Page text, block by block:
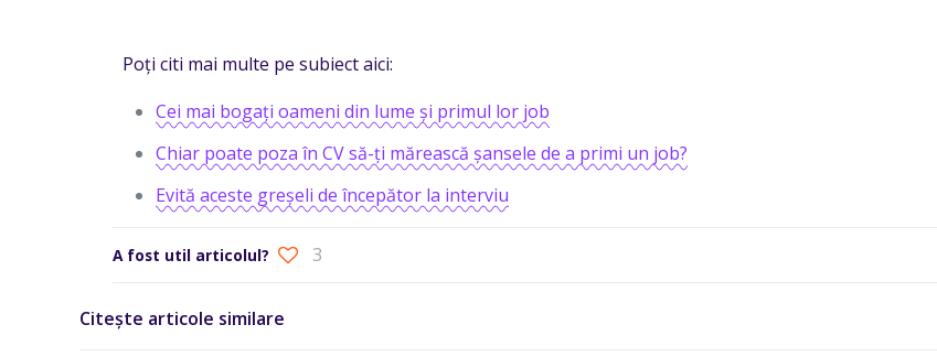
Poți citi mai multe pe subiect aici:
Cei mai bogați oameni din lume și primul lor job
Chiar poate poza în CV să-ți mărească șansele de a primi un job?
Evită aceste greșeli de începător la interviu
A fost util articolul? 3
Citește articole similare